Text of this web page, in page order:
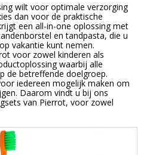
wilt voor optimale verzorging
dan voor de praktische
een all-in-one oplossing met
en tandpasta, die u
vakantie kunt nemen.
voor zowel kinderen als
waarbij alle
de betreffende doelgroep.
iedereen mogelijk maken om
Daarom vindt u bij ons
van Pierrot, voor zowel